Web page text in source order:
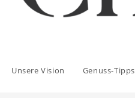
Unsere Vision Genuss-Tipps